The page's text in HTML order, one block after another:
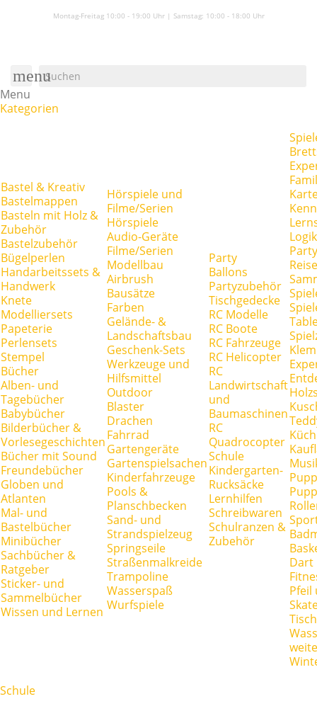
Montag-Freitag 10:00 - 19:00 Uhr | Samstag: 10:00 - 18:00 Uhr
menu
Menu
Kategorien
Bastel & Kreativ
Bastelmappen
Basteln mit Holz &
Zubehör
Bastelzubehör
Bügelperlen
Handarbeitssets &
Handwerk
Knete
Modelliersets
Papeterie
Perlensets
Stempel
Bücher
Alben- und
Tagebücher
Babybücher
Bilderbücher &
Vorlesegeschichten
Bücher mit Sound
Freundebücher
Globen und
Atlanten
Mal- und
Bastelbücher
Minibücher
Sachbücher &
Ratgeber
Sticker- und
Sammelbücher
Wissen und Lernen
Hörspiele und
Filme/Serien
Hörspiele
Audio-Geräte
Filme/Serien
Modellbau
Airbrush
Bausätze
Farben
Gelände- &
Landschaftsbau
Geschenk-Sets
Werkzeuge und
Hilfsmittel
Outdoor
Blaster
Drachen
Fahrrad
Gartengeräte
Gartenspielsachen
Kinderfahrzeuge
Pools &
Planschbecken
Sand- und
Strandspielzeug
Springseile
Straßenmalkreide
Trampoline
Wasserspaß
Wurfspiele
Party
Ballons
Partyzubehör
Tischgedecke
RC Modelle
RC Boote
RC Fahrzeuge
RC Helicopter
RC
Landwirtschaft
und
Baumaschinen
RC
Quadrocopter
Schule
Kindergarten-
Rucksäcke
Lernhilfen
Schreibwaren
Schulranzen &
Zubehör
Dart
Pfeil
Schule